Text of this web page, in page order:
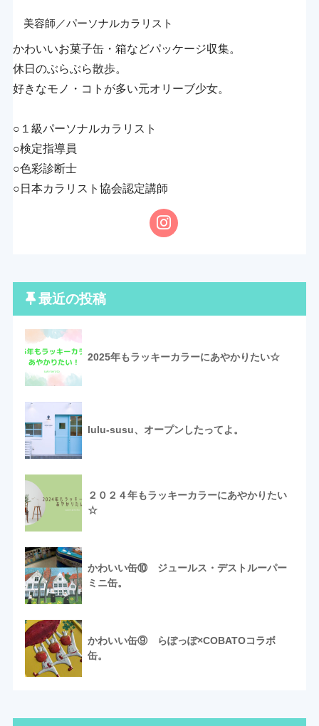
美容師／パーソナルカラリスト
かわいいお菓子缶・箱などパッケージ収集。
休日のぶらぶら散歩。
好きなモノ・コトが多い元オリーブ少女。
○１級パーソナルカラリスト
○検定指導員
○色彩診断士
○日本カラリスト協会認定講師
最近の投稿
2025年もラッキーカラーにあやかりたい☆
lulu-susu、オープンしたってよ。
２０２４年もラッキーカラーにあやかりたい
☆
かわいい缶⑩ ジュールス・デストルーパー
ミニ缶。
かわいい缶⑨ らぽっぽ×COBATOコラボ
缶。